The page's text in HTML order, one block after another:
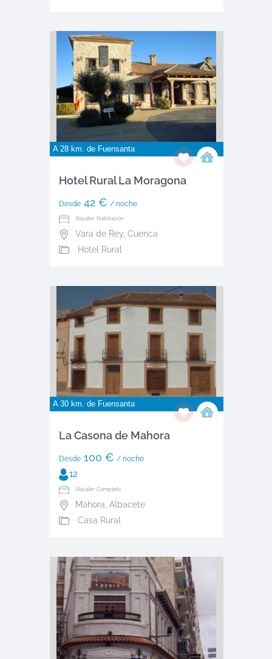
A 28 km. de Fuensanta
Hotel Rural La Moragona
Desde42 € / noche
Alquiler: Habitación
Vara de Rey, Cuenca
Hotel Rural
A 30 km. de Fuensanta
La Casona de Mahora
Desde100 € / noche
12
Alquiler: Completo
Mahora, Albacete
Casa Rural